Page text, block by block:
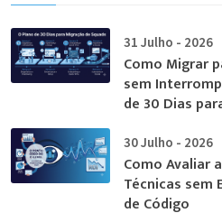
31 Julho - 2026
Como Migrar
sem
de 30 Dias
30 Julho - 2026
Como Avaliar
Técnicas sem
de Código